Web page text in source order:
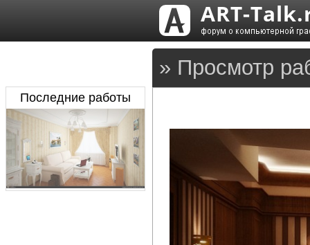
» Просмотр
Последние работы